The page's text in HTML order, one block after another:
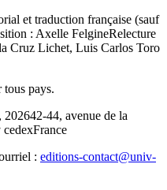
et traduction française (sauf
: Axelle FelgineRelecture
Cruz Lichet, Luis Carlos Toro
pays.
202642-44, avenue de la
cedexFrance
: editions-contact@univ-